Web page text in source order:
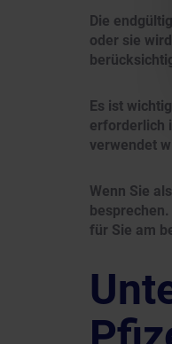
Die
oder sie
Es ist
erforderlich
verwendet
Wenn Sie
für Sie am